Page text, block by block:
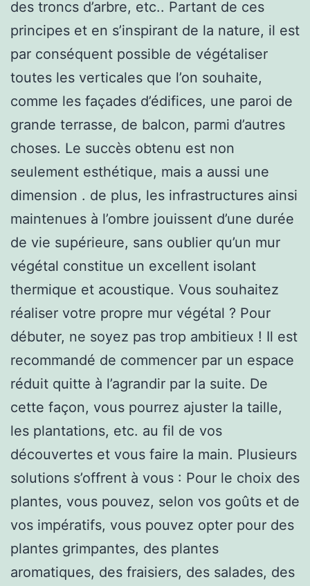
des troncs d’arbre, etc.. Partant de ces
principes et en s’inspirant de la nature, il est
par conséquent possible de végétaliser
toutes les verticales que l’on souhaite,
comme les façades d’édifices, une paroi de
grande terrasse, de balcon, parmi d’autres
choses. Le succès obtenu est non
seulement esthétique, mais a aussi une
dimension . de plus, les infrastructures ainsi
maintenues à l’ombre jouissent d’une durée
de vie supérieure, sans oublier qu’un mur
végétal constitue un excellent isolant
thermique et acoustique. Vous souhaitez
réaliser votre propre mur végétal ? Pour
débuter, ne soyez pas trop ambitieux ! Il est
recommandé de commencer par un espace
réduit quitte à l’agrandir par la suite. De
cette façon, vous pourrez ajuster la taille,
les plantations, etc. au fil de vos
découvertes et vous faire la main. Plusieurs
solutions s’offrent à vous : Pour le choix des
plantes, vous pouvez, selon vos goûts et de
vos impératifs, vous pouvez opter pour des
plantes grimpantes, des plantes
aromatiques, des fraisiers, des salades, des